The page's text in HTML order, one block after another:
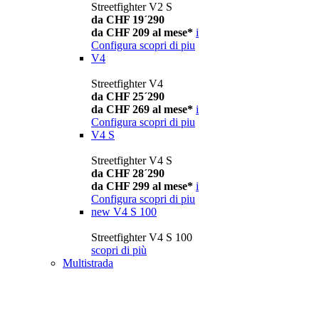
Streetfighter V2 S
da CHF 19´290
da CHF 209 al mese* i
Configura scopri di piu
V4
Streetfighter V4
da CHF 25´290
da CHF 269 al mese* i
Configura scopri di piu
V4 S
Streetfighter V4 S
da CHF 28´290
da CHF 299 al mese* i
Configura scopri di piu
new V4 S 100
Streetfighter V4 S 100
scopri di più
Multistrada